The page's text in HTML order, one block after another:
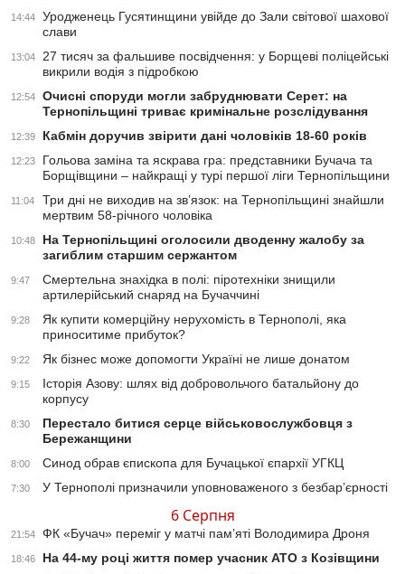
14:44
Уродженець Гусятинщини увійде до Зали світової шахової
слави
13:04
27 тисяч за фальшиве посвідчення: у Борщеві поліцейські
викрили водія з підробкою
12:54
Очисні споруди могли забруднювати Серет: на
Тернопільщині триває кримінальне розслідування
12:39 Кабмін доручив звірити дані чоловіків 18-60 років
12:23
Гольова заміна та яскрава гра: представники Бучача та
Борщівщини – найкращі у турі першої ліги Тернопільщини
11:04
Три дні не виходив на зв’язок: на Тернопільщині знайшли
мертвим 58-річного чоловіка
10:48
На Тернопільщині оголосили дводенну жалобу за
загиблим старшим сержантом
9:47
Смертельна знахідка в полі: піротехніки знищили
артилерійський снаряд на Бучаччині
9:28
Як купити комерційну нерухомість в Тернополі, яка
приноситиме прибуток?
9:22 Як бізнес може допомогти Україні не лише донатом
9:15
Історія Азову: шлях від добровольчого батальйону до
корпусу
8:30
Перестало битися серце військовослужбовця з
Бережанщини
8:00 Синод обрав єпископа для Бучацької єпархії УГКЦ
7:30 У Тернополі призначили уповноваженого з безбар’єрності
6 Серпня
21:54 ФК «Бучач» переміг у матчі пам’яті Володимира Дроня
18:46 На 44-му році життя помер учасник АТО з Козівщини